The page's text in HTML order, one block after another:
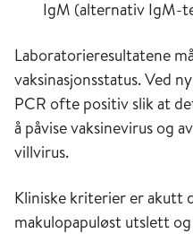
IgM (alternativ IgM-
Laboratorieresultatene
vaksinasjonsstatus. Ved
PCR ofte positiv slik at
å påvise vaksinevirus og
villvirus.
Kliniske kriterier er akutt
makulopapuløst utslett